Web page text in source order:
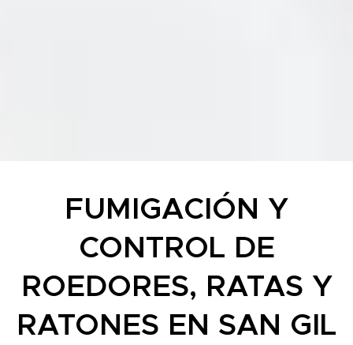
FUMIGACIÓN Y
CONTROL DE
ROEDORES, RATAS Y
RATONES EN SAN GIL